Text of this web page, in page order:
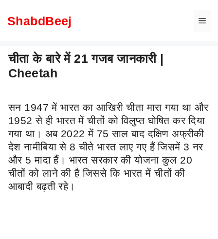
toShabdBeej
चीता के बारे में 21 गजब जानकारी |
Cheetah
सन 1947 में भारत का आखिरी चीता मारा गया था और
1952 से ही भारत में चीतों को विलुप्त घोषित कर दिया
गया था। अब 2022 में 75 साल बाद दक्षिण अफ्रीकी
देश नामीबिया से 8 चीते भारत लाए गए हैं जिसमें 3 नर
और 5 मादा हैं। भारत सरकार की योजना कुल 20
चीतों को लाने की है जिससे कि भारत में चीतों की
आबादी बढ़ती रहे।